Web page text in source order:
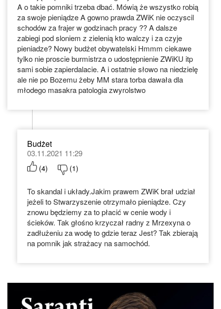
A o takie pomniki trzeba dbać. Mówią że wszystko robią
za swoje pieniądze A gowno prawda ZWiK nie oczyscil
schodów za frajer w godzinach pracy ?? A dalsze
zabiegi pod sloniem z zielenią kto walczy i za czyje
pieniadze? Nowy budżet obywatelski Hmmm ciekawe
tylko nie proscie burmistrza o udostępnienie ZWiKU itp
sami sobie zapierdalacie. A i ostatnie słowo na niedzielę
ale nie po Bozemu żeby MM stara torba dawała dla
młodego masakra patologia zwyrolstwo
Budżet
03.11.2021 11:29
(4) (1)
To skandal i układy.Jakim prawem ZWiK brał udział
jeżeli to Stwarzyszenie otrzymało pieniądze. Czy
znowu będziemy za to płacić w cenie wody i
ścieków. Tak głośno krzyczał radny z Mrzexyna o
zadłużeniu za wodę to gdzie teraz Jest? Tak zbierają
na pomnik jak strażacy na samochód.